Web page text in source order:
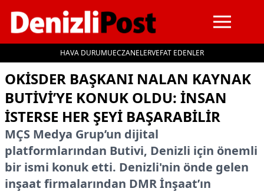
HAVA DURUMUECZANELERVEFAT EDENLER
İçeriğe geç
OKİSDER BAŞKANI NALAN KAYNAK
BUTIVI’YE KONUK OLDU: İNSAN
ISTERSE HER ŞEYI BAŞARABILIR
MÇS Medya Grup’un dijital
platformlarından Butivi, Denizli için önemli
bir ismi konuk etti. Denizli'nin önde gelen
inşaat firmalarından DMR İnşaat’ın